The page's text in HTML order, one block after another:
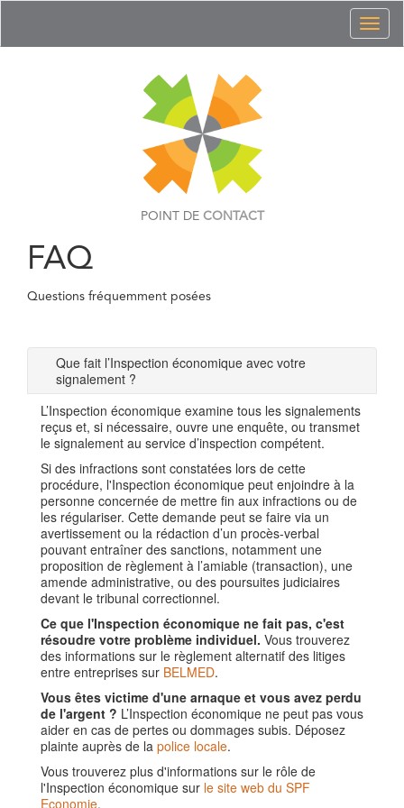
POINT DE CONTACT
FAQ
Questions fréquemment posées
Que fait l’Inspection économique avec votre
signalement ?
L’Inspection économique examine tous les signalements
reçus et, si nécessaire, ouvre une enquête, ou transmet
le signalement au service d’inspection compétent.
Si des infractions sont constatées lors de cette
procédure, l'Inspection économique peut enjoindre à la
personne concernée de mettre fin aux infractions ou de
les régulariser. Cette demande peut se faire via un
avertissement ou la rédaction d’un procès-verbal
pouvant entraîner des sanctions, notamment une
proposition de règlement à l’amiable (transaction), une
amende administrative, ou des poursuites judiciaires
devant le tribunal correctionnel.
Ce que l'Inspection économique ne fait pas, c'est
résoudre votre problème individuel. Vous trouverez
des informations sur le règlement alternatif des litiges
entre entreprises sur BELMED.
Vous êtes victime d'une arnaque et vous avez perdu
de l'argent ? L’Inspection économique ne peut pas vous
aider en cas de pertes ou dommages subis. Déposez
plainte auprès de la police locale.
Vous trouverez plus d'informations sur le rôle de
l'Inspection économique sur le site web du SPF
Economie.